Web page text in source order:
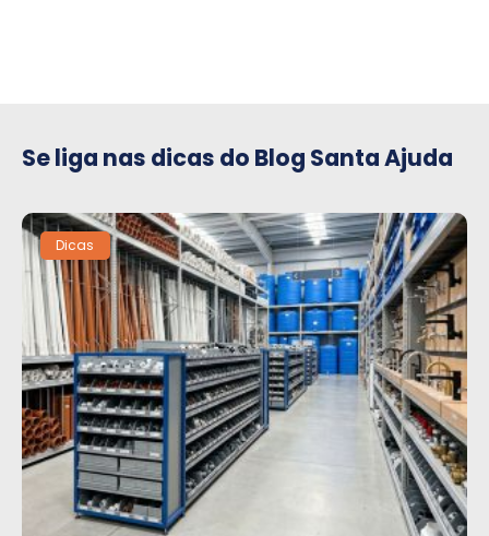
Se liga nas dicas do Blog Santa Ajuda
Dicas